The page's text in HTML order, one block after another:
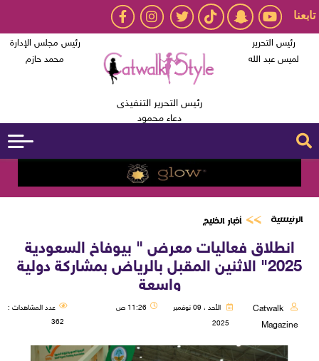
تابعنا
رئيس التحرير
لميس عبد الله
رئيس التحرير التنفيذى
دعاء محمود
رئيس مجلس الإدارة
محمد حازم
الرئيسية أخبار الخليج
انطلاق فعاليات معرض " بيوفاخ السعودية
2025" الاثنين المقبل بالرياض بمشاركة دولية
واسعة
Catwalk
Magazine
الأحد ، 09 نوفمبر
2025
11:26 ص
عدد المشاهدات :
362